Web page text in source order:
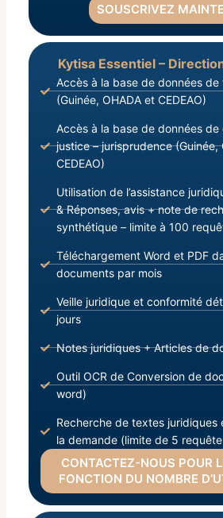
SOUSCRIVEZ
Kytisa Essentiel –
Accès à la base de données
(Guinée, OHADA et CEDEAO)
Accès à la base de données de
justice – jurisprudence (Guinée,
CEDEAO)
Utilisation de l’assistance
& Réponses, avis + note de
synthétique – limite à 100
Téléchargement Word et PDF
documents par mois
Veille juridique et conformité
jours
Notes juridiques + Articles de
Outil OCR de Conversion de
word)
Recherche de textes juridiques
la demande (limite de 5
CONTACTEZ-NOUS POUR
FONCTION DU NOMBRE